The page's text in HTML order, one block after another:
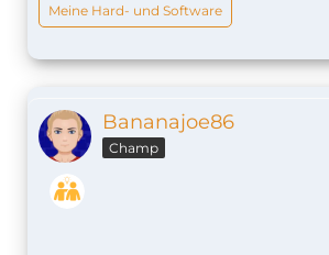
Meine Hard- und Software
Bananajoe86
Champ